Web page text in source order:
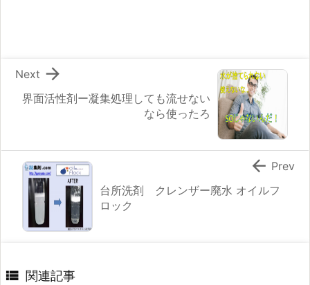
界面活性剤ー凝集処理しても流せない
なら使ったろ

Next
台所洗剤 クレンザー廃水 オイルフ
ロック
 Prev
 関連記事